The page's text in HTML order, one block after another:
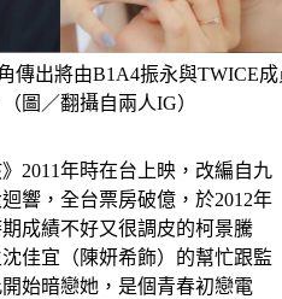
傳出將由B1A4振永與TWICE
圖／翻攝自兩人IG）
2011年時在台上映，改編自九
響，全台票房破億，於2012年
成績不好又很調皮的柯景騰
佳宜（陳妍希飾）的幫忙跟監
始暗戀她，是個青春初戀電